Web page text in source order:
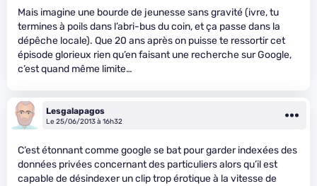
Mais imagine une bourde de jeunesse sans gravité (ivre, tu
termines à poils dans l’abri-bus du coin, et ça passe dans la
dépêche locale). Que 20 ans après on puisse te ressortir cet
épisode glorieux rien qu’en faisant une recherche sur Google,
c’est quand même limite…
Lesgalapagos
Le 25/06/2013 à 16h32
C’est étonnant comme google se bat pour garder indexées des
données privées concernant des particuliers alors qu’il est
capable de désindexer un clip trop érotique à la vitesse de